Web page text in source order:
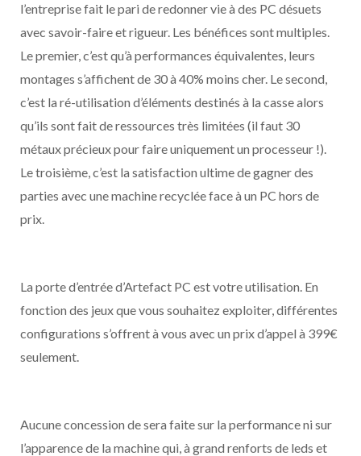
l’entreprise fait le pari de redonner vie à des PC désuets
avec savoir-faire et rigueur. Les bénéfices sont multiples.
Le premier, c’est qu’à performances équivalentes, leurs
montages s’affichent de 30 à 40% moins cher. Le second,
c’est la ré-utilisation d’éléments destinés à la casse alors
qu’ils sont fait de ressources très limitées (il faut 30
métaux précieux pour faire uniquement un processeur !).
Le troisième, c’est la satisfaction ultime de gagner des
parties avec une machine recyclée face à un PC hors de
prix.
La porte d’entrée d’Artefact PC est votre utilisation. En
fonction des jeux que vous souhaitez exploiter, différentes
configurations s’offrent à vous avec un prix d’appel à 399€
seulement.
Aucune concession de sera faite sur la performance ni sur
l’apparence de la machine qui, à grand renforts de leds et